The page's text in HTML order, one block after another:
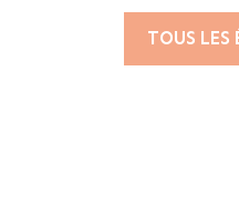
TOUS LES